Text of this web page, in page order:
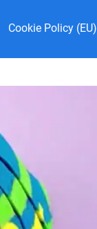
Cookie Policy (EU)